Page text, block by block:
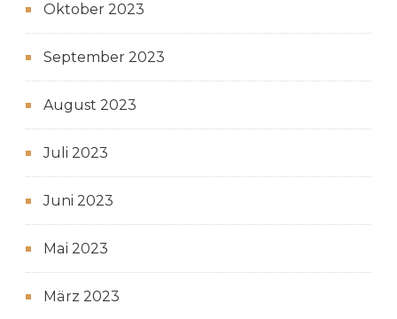
Oktober 2023
September 2023
August 2023
Juli 2023
Juni 2023
Mai 2023
März 2023